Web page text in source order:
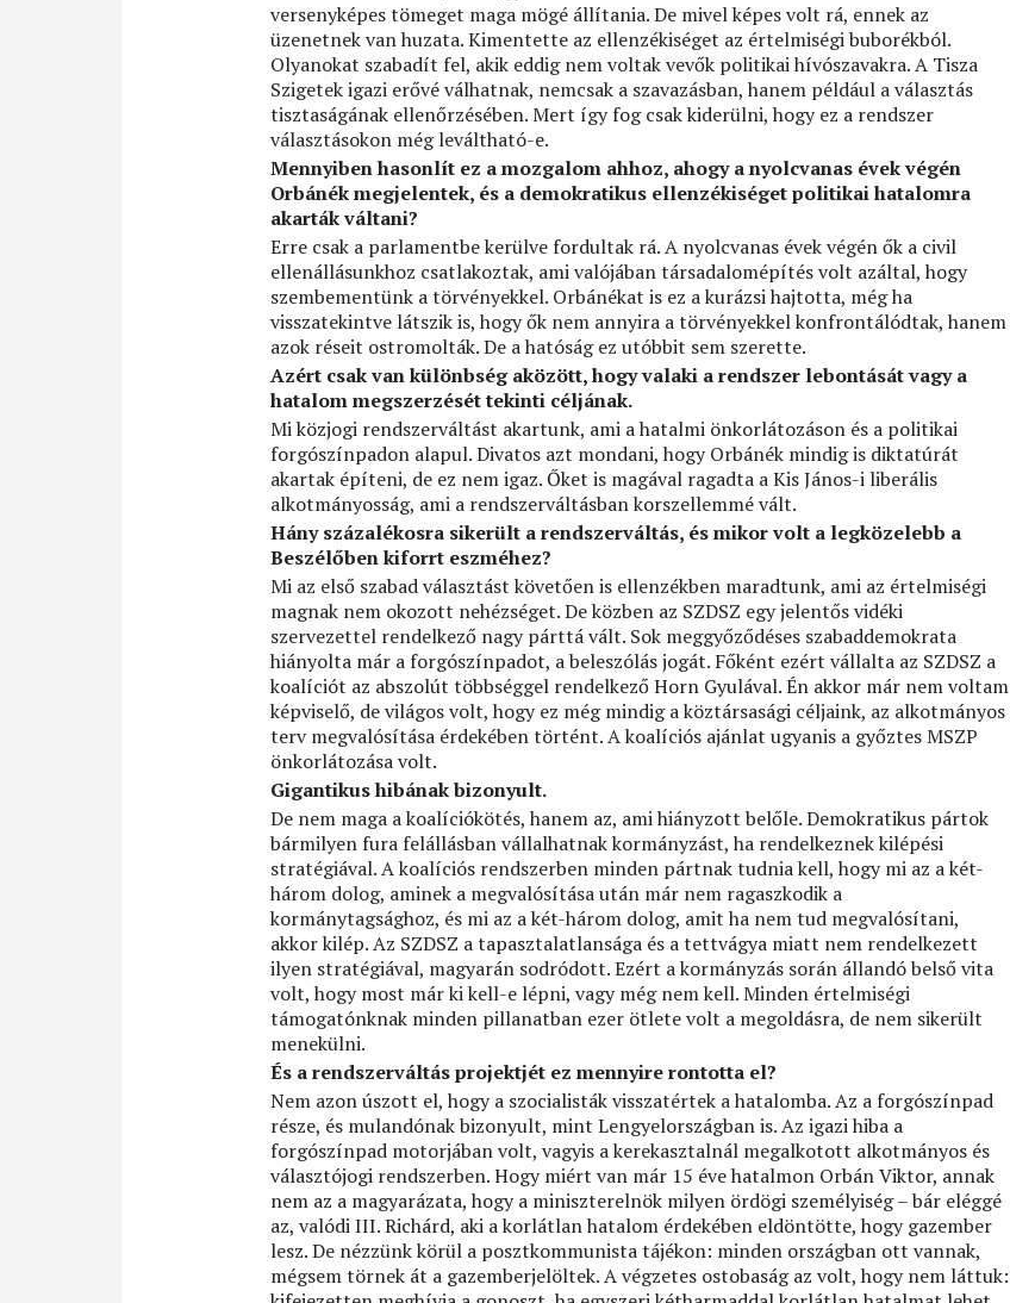
versenyképes tömeget maga mögé állítania. De mivel képes volt rá, ennek az
üzenetnek van huzata. Kimentette az ellenzékiséget az értelmiségi buborékból.
Olyanokat szabadít fel, akik eddig nem voltak vevők politikai hívószavakra. A Tisza
Szigetek igazi erővé válhatnak, nemcsak a szavazásban, hanem például a választás
tisztaságának ellenőrzésében. Mert így fog csak kiderülni, hogy ez a rendszer
választásokon még leváltható-e.
Mennyiben hasonlít ez a mozgalom ahhoz, ahogy a nyolcvanas évek végén
Orbánék megjelentek, és a demokratikus ellenzékiséget politikai hatalomra
akarták váltani?
Erre csak a parlamentbe kerülve fordultak rá. A nyolcvanas évek végén ők a civil
ellenállásunkhoz csatlakoztak, ami valójában társadalomépítés volt azáltal, hogy
szembementünk a törvényekkel. Orbánékat is ez a kurázsi hajtotta, még ha
visszatekintve látszik is, hogy ők nem annyira a törvényekkel konfrontálódtak, hanem
azok réseit ostromolták. De a hatóság ez utóbbit sem szerette.
Azért csak van különbség aközött, hogy valaki a rendszer lebontását vagy a
hatalom megszerzését tekinti céljának.
Mi közjogi rendszerváltást akartunk, ami a hatalmi önkorlátozáson és a politikai
forgószínpadon alapul. Divatos azt mondani, hogy Orbánék mindig is diktatúrát
akartak építeni, de ez nem igaz. Őket is magával ragadta a Kis János-i liberális
alkotmányosság, ami a rendszerváltásban korszellemmé vált.
Hány százalékosra sikerült a rendszerváltás, és mikor volt a legközelebb a
Beszélőben kiforrt eszméhez?
Mi az első szabad választást követően is ellenzékben maradtunk, ami az értelmiségi
magnak nem okozott nehézséget. De közben az SZDSZ egy jelentős vidéki
szervezettel rendelkező nagy párttá vált. Sok meggyőződéses szabaddemokrata
hiányolta már a forgószínpadot, a beleszólás jogát. Főként ezért vállalta az SZDSZ a
koalíciót az abszolút többséggel rendelkező Horn Gyulával. Én akkor már nem voltam
képviselő, de világos volt, hogy ez még mindig a köztársasági céljaink, az alkotmányos
terv megvalósítása érdekében történt. A koalíciós ajánlat ugyanis a győztes MSZP
önkorlátozása volt.
Gigantikus hibának bizonyult.
De nem maga a koalíciókötés, hanem az, ami hiányzott belőle. Demokratikus pártok
bármilyen fura felállásban vállalhatnak kormányzást, ha rendelkeznek kilépési
stratégiával. A koalíciós rendszerben minden pártnak tudnia kell, hogy mi az a két-
három dolog, aminek a megvalósítása után már nem ragaszkodik a
kormánytagsághoz, és mi az a két-három dolog, amit ha nem tud megvalósítani,
akkor kilép. Az SZDSZ a tapasztalatlansága és a tettvágya miatt nem rendelkezett
ilyen stratégiával, magyarán sodródott. Ezért a kormányzás során állandó belső vita
volt, hogy most már ki kell-e lépni, vagy még nem kell. Minden értelmiségi
támogatónknak minden pillanatban ezer ötlete volt a megoldásra, de nem sikerült
menekülni.
És a rendszerváltás projektjét ez mennyire rontotta el?
Nem azon úszott el, hogy a szocialisták visszatértek a hatalomba. Az a forgószínpad
része, és mulandónak bizonyult, mint Lengyelországban is. Az igazi hiba a
forgószínpad motorjában volt, vagyis a kerekasztalnál megalkotott alkotmányos és
választójogi rendszerben. Hogy miért van már 15 éve hatalmon Orbán Viktor, annak
nem az a magyarázata, hogy a miniszterelnök milyen ördögi személyiség – bár eléggé
az, valódi III. Richárd, aki a korlátlan hatalom érdekében eldöntötte, hogy gazember
lesz. De nézzünk körül a posztkommunista tájékon: minden országban ott vannak,
mégsem törnek át a gazemberjelöltek. A végzetes ostobaság az volt, hogy nem láttuk: